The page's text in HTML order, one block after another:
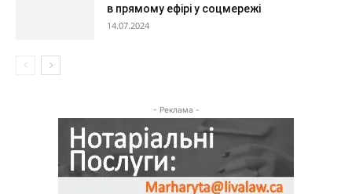
в прямому ефірі у соцмережі
14.07.2024
- Реклама -